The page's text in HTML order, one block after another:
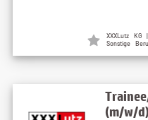
XXXLutz KG
Sonstige
(m/w/d)